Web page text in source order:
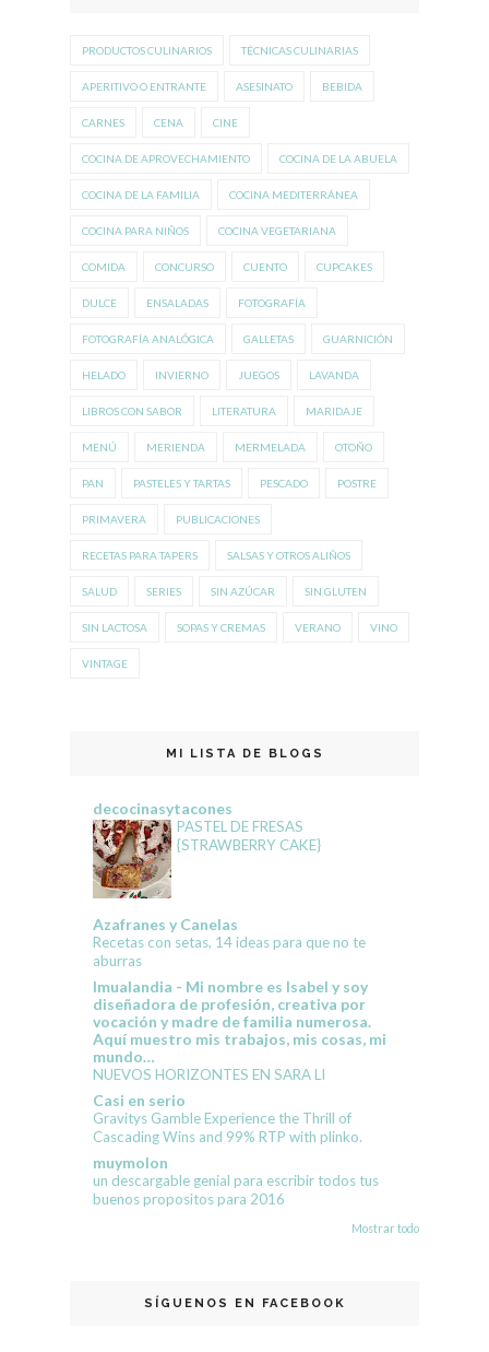
PRODUCTOS CULINARIOS TÉCNICAS CULINARIAS
APERITIVO O ENTRANTE ASESINATO BEBIDA
CARNES CENA CINE
COCINA DE APROVECHAMIENTO COCINA DE LA ABUELA
COCINA DE LA FAMILIA COCINA MEDITERRÁNEA
COCINA PARA NIÑOS COCINA VEGETARIANA
COMIDA CONCURSO CUENTO CUPCAKES
DULCE ENSALADAS FOTOGRAFÍA
FOTOGRAFÍA ANALÓGICA GALLETAS GUARNICIÓN
HELADO INVIERNO JUEGOS LAVANDA
LIBROS CON SABOR LITERATURA MARIDAJE
MENÚ MERIENDA MERMELADA OTOÑO
PAN PASTELES Y TARTAS PESCADO POSTRE
PRIMAVERA PUBLICACIONES
RECETAS PARA TAPERS SALSAS Y OTROS ALIÑOS
SALUD SERIES SIN AZÚCAR SIN GLUTEN
SIN LACTOSA SOPAS Y CREMAS VERANO VINO
VINTAGE
MI LISTA DE BLOGS
decocinasytacones
PASTEL DE FRESAS
{STRAWBERRY CAKE}
Azafranes y Canelas
Recetas con setas, 14 ideas para que no te
aburras
Imualandia - Mi nombre es Isabel y soy
diseñadora de profesión, creativa por
vocación y madre de familia numerosa.
Aquí muestro mis trabajos, mis cosas, mi
mundo…
NUEVOS HORIZONTES EN SARA LI
Casi en serio
Gravitys Gamble Experience the Thrill of
Cascading Wins and 99% RTP with plinko.
muymolon
un descargable genial para escribir todos tus
buenos propositos para 2016
Mostrar todo
SÍGUENOS EN FACEBOOK